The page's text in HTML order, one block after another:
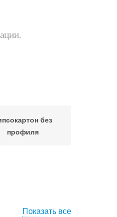
без
профиля
Показать все